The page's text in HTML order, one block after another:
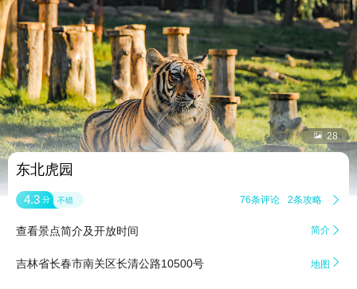
 28
东北虎园
4.3 分 不错 76条评论 2条攻略 
查看景点简介及开放时间 简介 
吉林省长春市南关区长清公路10500号 地图 
